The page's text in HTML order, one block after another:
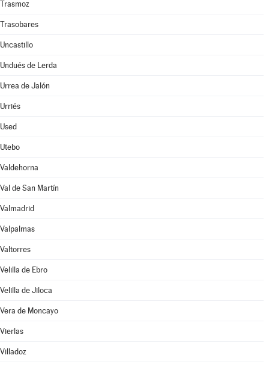
Trasmoz
Trasobares
Uncastillo
Undués de Lerda
Urrea de Jalón
Urriés
Used
Utebo
Valdehorna
Val de San Martín
Valmadrid
Valpalmas
Valtorres
Velilla de Ebro
Velilla de Jiloca
Vera de Moncayo
Vierlas
Villadoz